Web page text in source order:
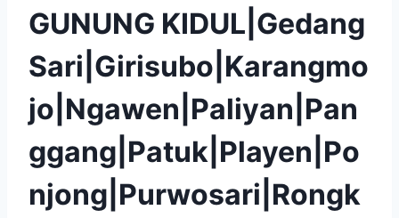
GUNUNG KIDUL|Gedang
Sari|Girisubo|Karangmo
jo|Ngawen|Paliyan|Pan
ggang|Patuk|Playen|Po
njong|Purwosari|Rongk